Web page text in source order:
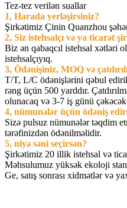
Tez-tez verilən suallar
1, Harada yerləşirsiniz?
Şirkətimiz Çinin Quanzhou
2, Siz istehsalçı və ya ticarət
Biz ən qabaqcıl istehsal xətləri
istehsalçıyıq.
3, Ödənişiniz, MOQ və
T/T, L/C ödənişlərini qəbul
rəng üçün 500 yarddır.
olunacaq və 3-7 iş günü
4, nümunələr üçün ödəniş
Sizə pulsuz nümunələr təqdim
tərəfinizdən ödənilməlidir.
5, niyə səni seçirsən?
Şirkətimiz 20 illik istehsal və
Məhsulumuz yüksək ekoloji
Ge, satış sonrası xidmətlər və